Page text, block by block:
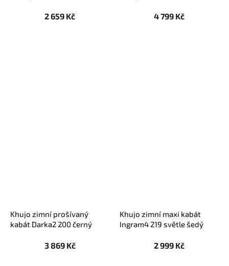
2 659 Kč 4 799 Kč
Khujo zimní prošívaný
kabát Darka2 200 černý
3 869 Kč
Khujo zimní maxi kabát
Ingram4 219 světle šedý
2 999 Kč